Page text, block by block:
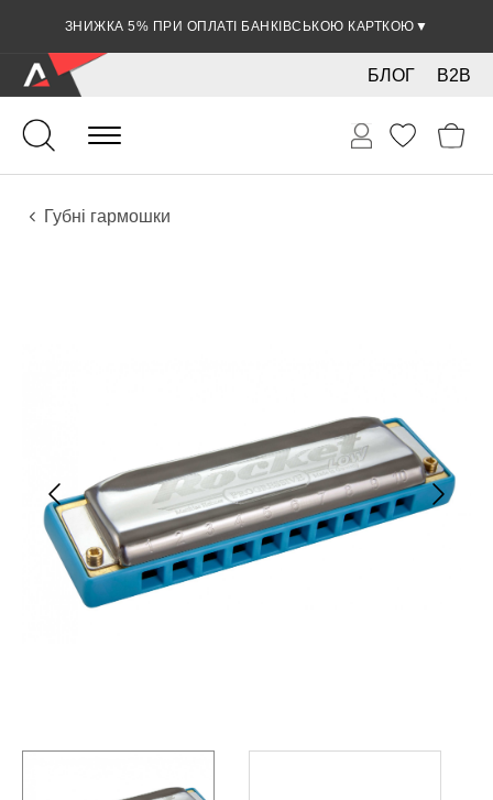
ЗНИЖКА 5% ПРИ ОПЛАТІ БАНКІВСЬКОЮ КАРТКОЮ ▼
B2B
БЛОГ
Духові
Губні гармошки
Інструменти
Губні гармошки